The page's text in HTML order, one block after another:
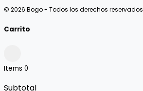
© 2026 Bogo - Todos los derechos reservados
Carrito
Items 0
Subtotal